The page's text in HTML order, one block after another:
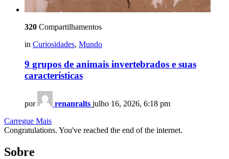
320 Compartilhamentos
in Curiosidades, Mundo
9 grupos de animais invertebrados e suas
características
por renanralts julho 16, 2026, 6:18 pm
Carregue Mais
Congratulations. You've reached the end of the internet.
Sobre